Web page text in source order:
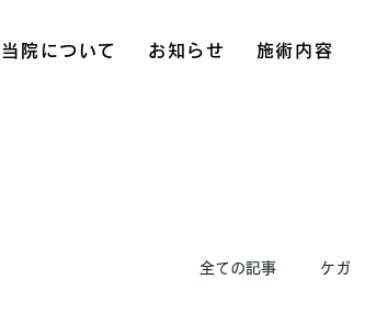
当院について お知らせ 施術内容
全ての記事 ケガ